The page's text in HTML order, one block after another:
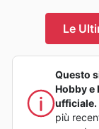
Le
Questo
Hobby e
ufficiale.
più